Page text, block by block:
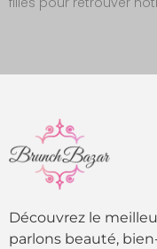
Découvrez le
parlons beauté,